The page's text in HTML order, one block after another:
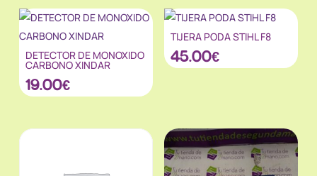
DETECTOR DE MONOXIDO
CARBONO XINDAR
19.00€
TIJERA PODA STIHL F8
45.00€